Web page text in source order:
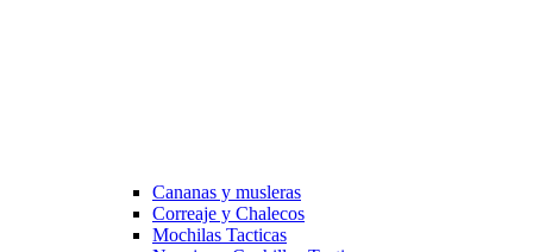
Cananas y musleras
Correaje y Chalecos
Mochilas Tacticas